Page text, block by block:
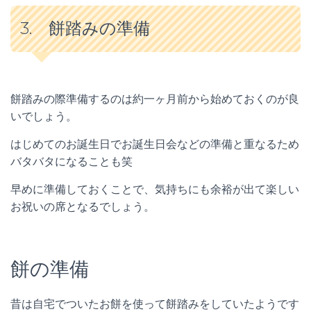
3. 餅踏みの準備
餅踏みの際準備するのは約一ヶ月前から始めておくのが良
いでしょう。
はじめてのお誕生日でお誕生日会などの準備と重なるため
バタバタになることも笑
早めに準備しておくことで、気持ちにも余裕が出て楽しい
お祝いの席となるでしょう。
餅の準備
昔は自宅でついたお餅を使って餅踏みをしていたようです